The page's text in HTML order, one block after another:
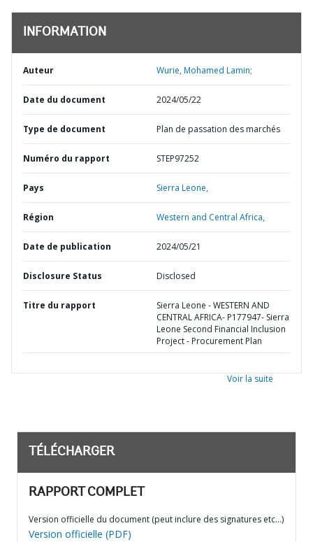
INFORMATION
Auteur Wurie, Mohamed Lamin;
Date du document 2024/05/22
Type de document Plan de passation des marchés
Numéro du rapport STEP97252
Pays Sierra Leone,
Région Western and Central Africa,
Date de publication 2024/05/21
Disclosure Status Disclosed
Titre du rapport
Sierra Leone - WESTERN AND
CENTRAL AFRICA- P177947- Sierra
Leone Second Financial Inclusion
Project - Procurement Plan
Voir la suite
TÉLÉCHARGER
RAPPORT COMPLET
Version officielle du document (peut inclure des signatures etc…)
Version officielle (PDF)